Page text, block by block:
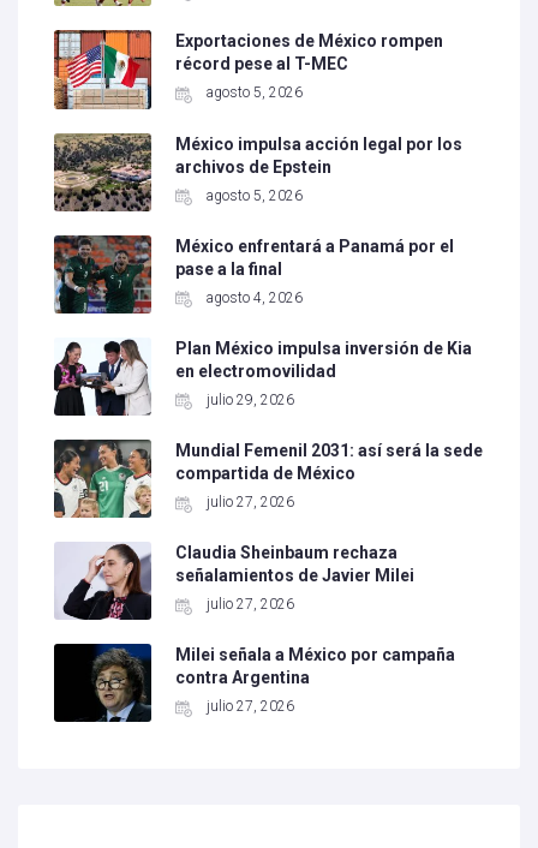
Exportaciones de México rompen
récord pese al T-MEC
agosto 5, 2026
México impulsa acción legal por los
archivos de Epstein
agosto 5, 2026
México enfrentará a Panamá por el
pase a la final
agosto 4, 2026
Plan México impulsa inversión de Kia
en electromovilidad
julio 29, 2026
Mundial Femenil 2031: así será la sede
compartida de México
julio 27, 2026
Claudia Sheinbaum rechaza
señalamientos de Javier Milei
julio 27, 2026
Milei señala a México por campaña
contra Argentina
julio 27, 2026